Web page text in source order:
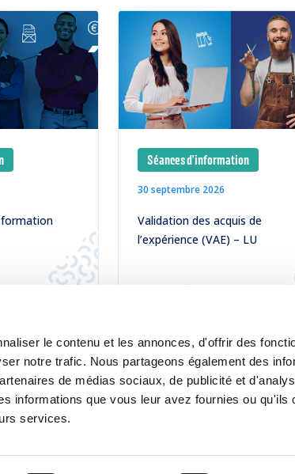
le contenu et les annonces, d'offrir des
notre trafic. Nous partageons également des
de médias sociaux, de publicité et
informations que vous leur avez fournies ou qu'ils
services.
formation
Séances d'information
30 septembre 2026
Validation des acquis de
l’expérience (VAE) – LU